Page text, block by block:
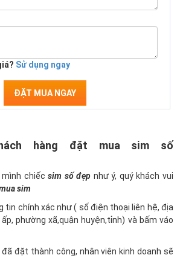
Sử dụng ngay
ĐẶT MUA NGAY
hàng đặt mua sim số
mình chiếcsim số đẹp như ý, quý khách vui
sim
tin chính xác như ( số điện thoại liên hệ, địa
phường xã,quận huyện,tỉnh) và bấm váo
đặt thành công, nhân viên kinh doanh sẽ